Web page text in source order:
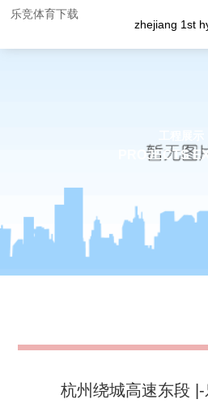
乐竞体育下载
zhejiang 1st
PROJECTS
杭州绕城高速东段